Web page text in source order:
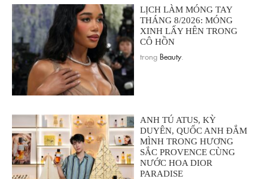
LỊCH LÀM MÓNG TAY
THÁNG 8/2026: MÓNG
XINH LẤY HÊN TRONG
CÔ HỒN
trong Beauty.
ANH TÚ ATUS, KỲ
DUYÊN, QUỐC ANH ĐẮM
MÌNH TRONG HƯƠNG
SẮC PROVENCE CÙNG
NƯỚC HOA DIOR
PARADISE